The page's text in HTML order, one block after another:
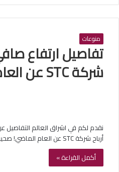
منوعات
تفاصيل ارتفاع
شركة STC عن العام الماضي!
نقدم لكم في اشراق العالم التفاصيل
أرباح شركة STC عن العام الماضي! صحيفة المرصد : أعلنت…
أكمل القراءة »